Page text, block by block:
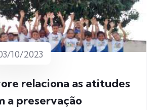
10/2023
relaciona as atitudes
a preservação